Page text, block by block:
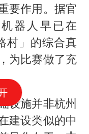
要作用。据官
器人早已在
村」的综合真
为比赛做了充
设施并非杭州
建设类似的中